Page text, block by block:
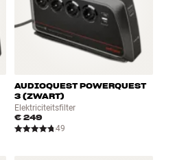
AUDIOQUEST POWERQUEST
3 (ZWART)
Elektriciteitsfilter
€ 249
49